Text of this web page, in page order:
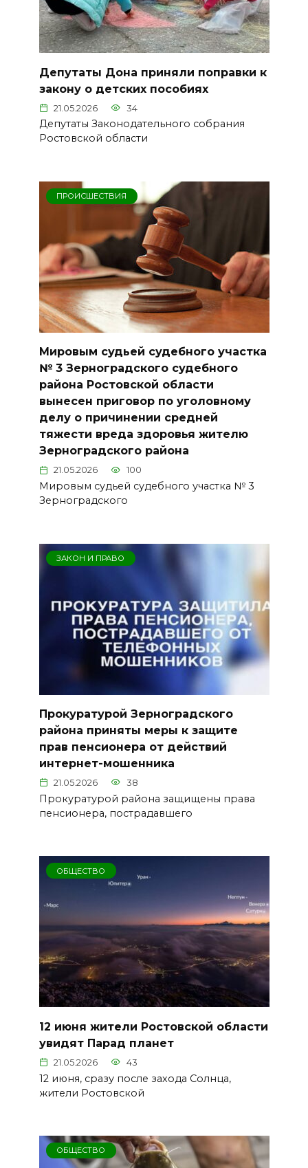
Депутаты Дона приняли поправки к
закону о детских пособиях
21.05.2026 34
Депутаты Законодательного собрания
Ростовской области
ПРОИСШЕСТВИЯ
Мировым судьей судебного участка
№ 3 Зерноградского судебного
района Ростовской области
вынесен приговор по уголовному
делу о причинении средней
тяжести вреда здоровья жителю
Зерноградского района
21.05.2026 100
Мировым судьей судебного участка № 3
Зерноградского
ЗАКОН И ПРАВО
Прокуратурой Зерноградского
района приняты меры к защите
прав пенсионера от действий
интернет-мошенника
21.05.2026 38
Прокуратурой района защищены права
пенсионера, пострадавшего
ОБЩЕСТВО
12 июня жители Ростовской области
увидят Парад планет
21.05.2026 43
12 июня, сразу после захода Солнца,
жители Ростовской
ОБЩЕСТВО